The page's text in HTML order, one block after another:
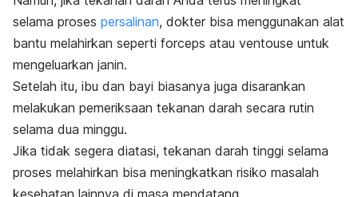
selama proses persalinan, dokter bisa menggunakan alat
bantu melahirkan seperti forceps atau ventouse untuk
mengeluarkan janin.
Setelah itu, ibu dan bayi biasanya juga disarankan
melakukan pemeriksaan tekanan darah secara rutin
selama dua minggu.
Jika tidak segera diatasi, tekanan darah tinggi selama
proses melahirkan bisa meningkatkan risiko masalah